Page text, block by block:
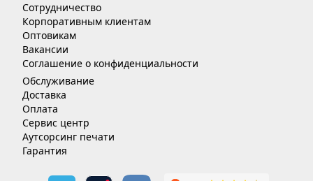
Сотрудничество
Корпоративным клиентам
Оптовикам
Вакансии
Соглашение о конфиденциальности
Обслуживание
Доставка
Оплата
Сервис центр
Аутсорсинг печати
Гарантия